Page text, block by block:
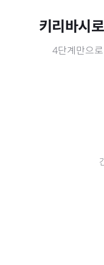
키리바시 로
4단계만으